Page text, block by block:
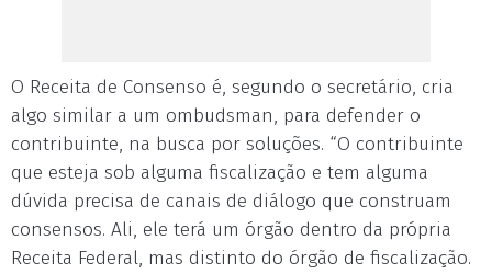
O Receita de Consenso é, segundo o secretário, cria
algo similar a um ombudsman, para defender o
contribuinte, na busca por soluções. “O contribuinte
que esteja sob alguma fiscalização e tem alguma
dúvida precisa de canais de diálogo que construam
consensos. Ali, ele terá um órgão dentro da própria
Receita Federal, mas distinto do órgão de fiscalização.